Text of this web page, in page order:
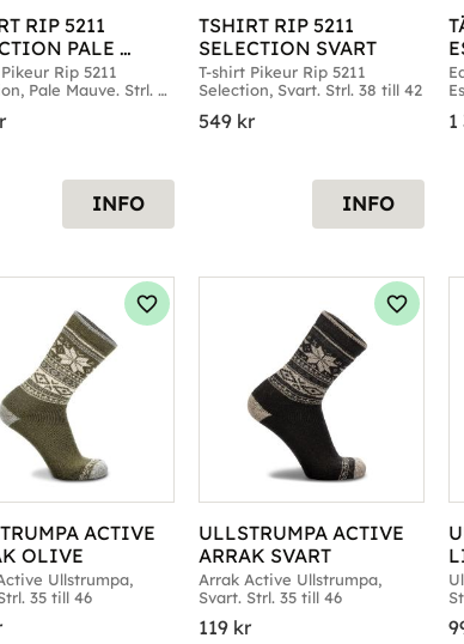
RIP 5211
PALE
Rip 5211
Pale Mauve. Strl.
INFO
TSHIRT RIP 5211
SELECTION SVART
T-shirt Pikeur Rip 5211
Selection, Svart. Strl. 38 till 42
549 kr
INFO
1
ACTIVE
OLIVE
Ullstrumpa,
35 till 46
Lägg till i favoriter
ULLSTRUMPA ACTIVE
ARRAK SVART
Arrak Active Ullstrumpa,
Svart. Strl. 35 till 46
119 kr
Lägg